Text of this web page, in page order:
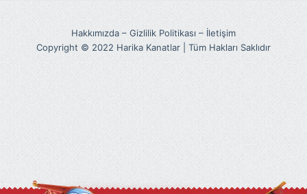
Hakkımızda– Gizlilik Politikası– İletişim
Copyright © 2022 Harika Kanatlar | Tüm Hakları Saklıdır